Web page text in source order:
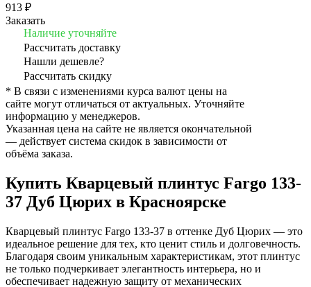
913 ₽
Заказать
Наличие уточняйте
Рассчитать доставку
Нашли дешевле?
Рассчитать скидку
* В связи с изменениями курса валют цены на
сайте могут отличаться от актуальных. Уточняйте
информацию у менеджеров.
Указанная цена на сайте не является окончательной
— действует система скидок в зависимости от
объёма заказа.
Купить Кварцевый плинтус Fargo 133-
37 Дуб Цюрих в Красноярске
Кварцевый плинтус Fargo 133-37 в оттенке Дуб Цюрих — это
идеальное решение для тех, кто ценит стиль и долговечность.
Благодаря своим уникальным характеристикам, этот плинтус
не только подчеркивает элегантность интерьера, но и
обеспечивает надежную защиту от механических